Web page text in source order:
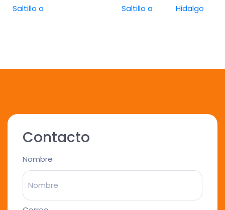
Saltillo a
Saltillo a
Hidalgo
Contacto
Nombre